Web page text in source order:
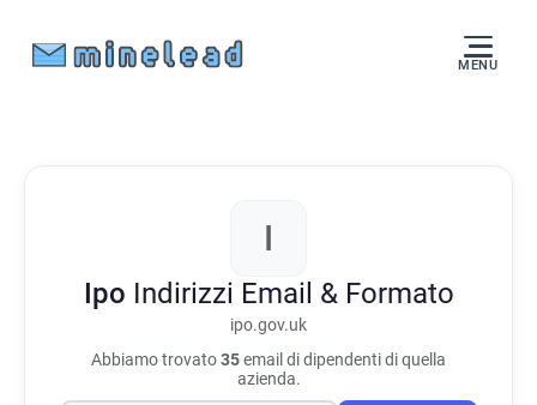
MENU
I
Ipo Indirizzi Email & Formato
ipo.gov.uk
Abbiamo trovato35email di dipendenti di quella
azienda.